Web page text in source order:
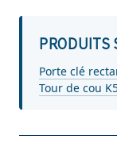
PRODUITS
Porte clé
Tour de cou